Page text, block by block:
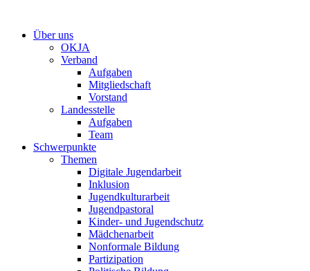
springenÜber uns
OKJA
Verband
Aufgaben
Mitgliedschaft
Vorstand
Landesstelle
Aufgaben
Team
Schwerpunkte
Themen
Digitale Jugendarbeit
Inklusion
Jugendkulturarbeit
Jugendpastoral
Kinder- und Jugendschutz
Mädchenarbeit
Nonformale Bildung
Partizipation